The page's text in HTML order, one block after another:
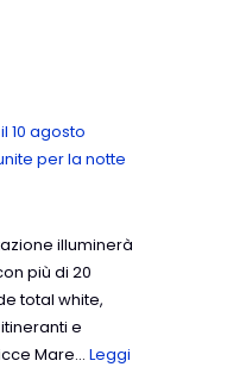
10 agosto
per la notte
illuminerà
più di 20
total white,
e
Mare… Leggi